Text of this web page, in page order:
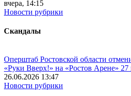
вчера, 14:15
Новости рубрики
Скандалы
Оперштаб Ростовской области
«Руки Вверх!» на «Ростов Арене»
26.06.2026 13:47
Новости рубрики